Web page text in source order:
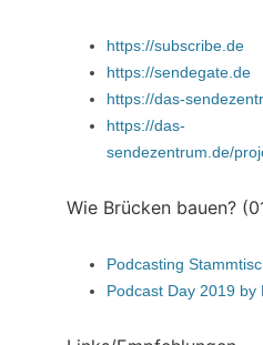
https://subscribe.de
https://sendegate.de
https://das-
https://das-
sendezentrum.de/
Wie Brücken bauen?
Podcasting
Podcast Day 2019 by